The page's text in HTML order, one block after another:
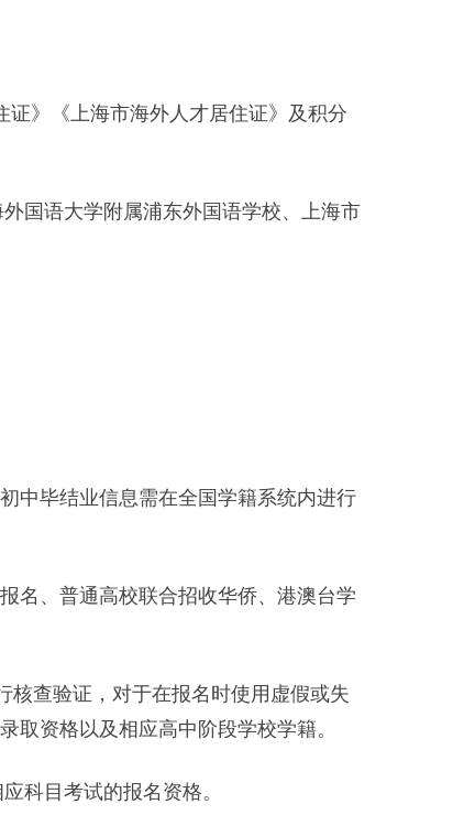
》《上海市海外人才居住证》及积分
国语大学附属浦东外国语学校、上海市
毕结业信息需在全国学籍系统内进行
、普通高校联合招收华侨、港澳台学
查验证，对于在报名时使用虚假或失
取资格以及相应高中阶段学校学籍。
科目考试的报名资格。